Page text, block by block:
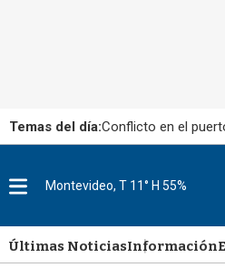
Temas del día:Conflicto en el
u
Montevideo, T 11° H 55%
Últimas NoticiasInformación